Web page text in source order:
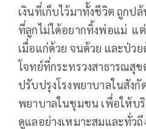
เงินที่เก็บไว้มาทั้งชีวิต ถูกป
ที่ลูกไม่ได้อยากทิ้งพ่อแม่ แต่
เมื่อแก่ด้วย จนด้วย และป่ว
โจทย์ที่กระทรวงสาธารณสุ
ปรับปรุงโรงพยาบาลในสังกั
พยาบาลในชุมชน เพื่อให้บริ
ดูแลอย่างเหมาะสมและทั่ว